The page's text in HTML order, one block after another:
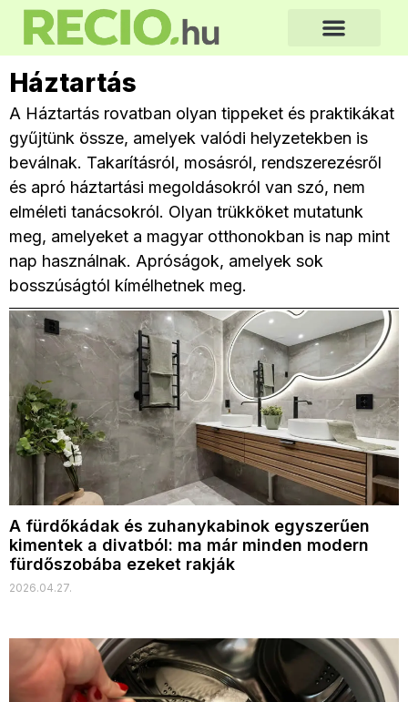
Háztartás
A Háztartás rovatban olyan tippeket és praktikákat
gyűjtünk össze, amelyek valódi helyzetekben is
beválnak. Takarításról, mosásról, rendszerezésről
és apró háztartási megoldásokról van szó, nem
elméleti tanácsokról. Olyan trükköket mutatunk
meg, amelyeket a magyar otthonokban is nap mint
nap használnak. Apróságok, amelyek sok
bosszúságtól kímélhetnek meg.
A fürdőkádak és zuhanykabinok egyszerűen
kimentek a divatból: ma már minden modern
fürdőszobába ezeket rakják
2026.04.27.